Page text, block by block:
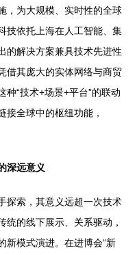
，为大规模、实时性的全球
技依托上海在人工智能、集
的解决方案兼具技术先进性
借其庞大的实体网络与商贸
“技术+场景+平台”的联动
接全球中的枢纽功能，
深远意义
探索，其意义远超一次技术
统的线下展示、关系驱动，
新模式演进。在进博会“新